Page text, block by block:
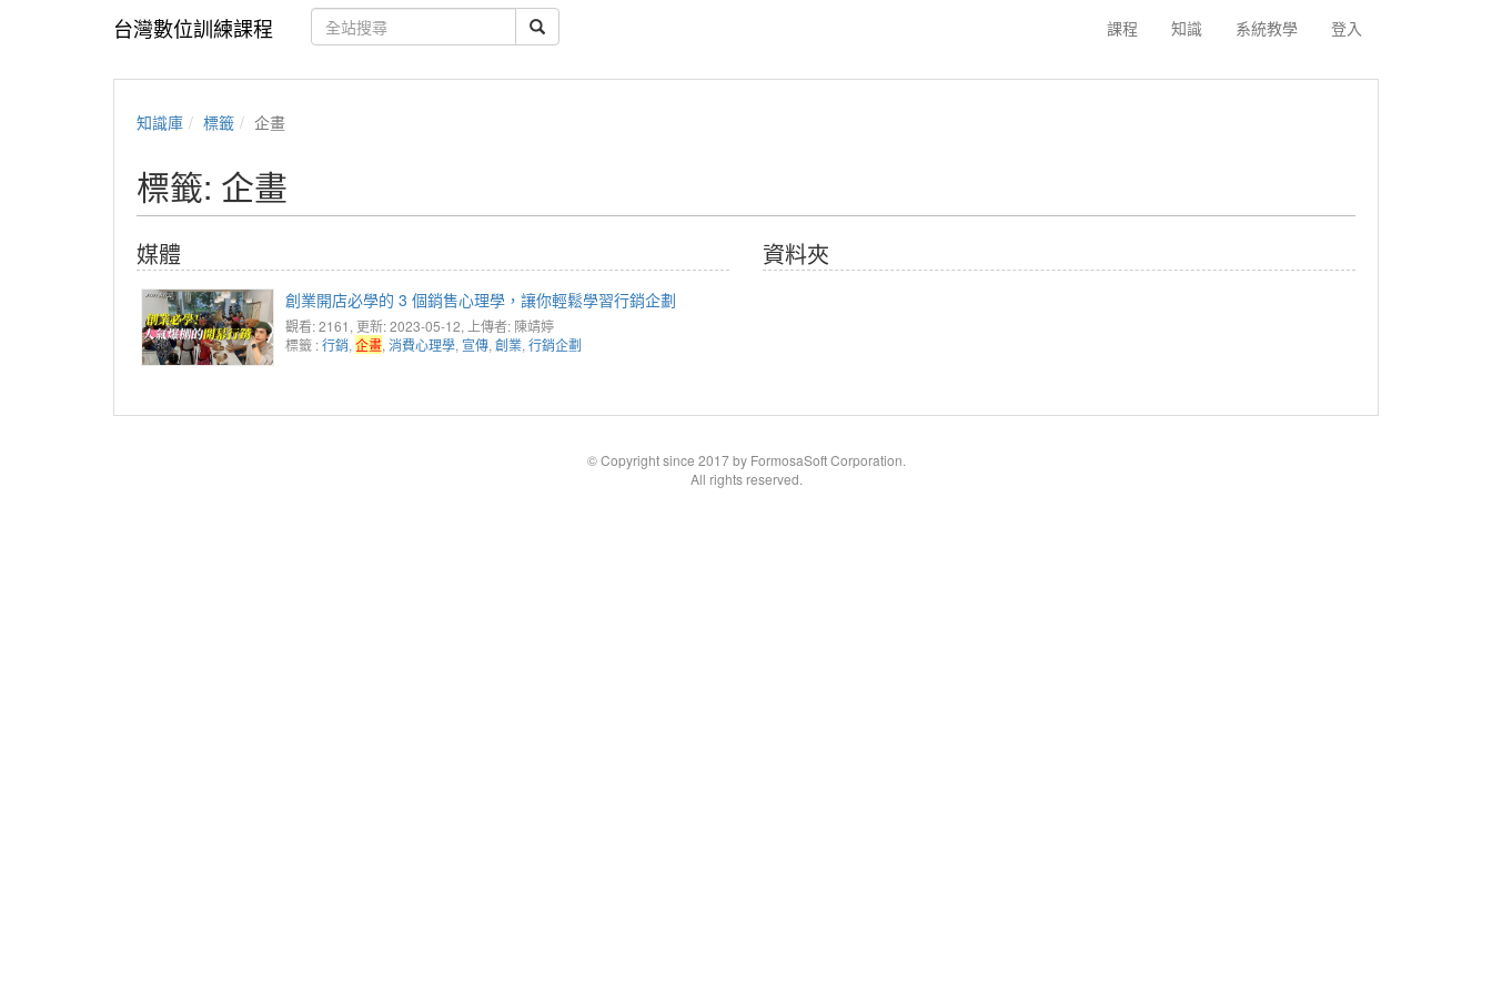
台灣數位訓練課程 課程 知識 系統教學 登入
知識庫 標籤 企畫
標籤: 企畫
媒體
創業開店必學的 3 個銷售心理學，讓你輕鬆學習行銷企劃
觀看: 2161 , 更新: 2023-05-12, 上傳者: 陳靖婷
標籤 :行銷, 企畫, 消費心理學, 宣傳, 創業, 行銷企劃
資料夾
© Copyright since 2017 by FormosaSoft Corporation.
All rights reserved.